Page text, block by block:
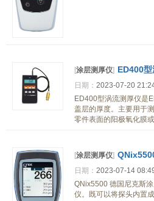
[涂层测厚仪] ED400
日期： 2023-07-20
ED400型涡流测厚仪是
盖层的厚度。主要用于
零件表面的阳极氧化膜
[涂层测厚仪]
日期： 2023-07-14
QNix5500 德国尼克斯
仪。既可以将探头内置